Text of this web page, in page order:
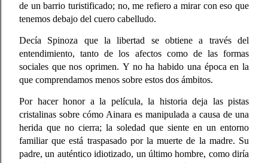
de un barrio turistificado; no, me refiero a mirar con eso que
tenemos debajo del cuero cabelludo.
Decía Spinoza que la libertad se obtiene a través del
entendimiento, tanto de los afectos como de las formas
sociales que nos oprimen. Y no ha habido una época en la
que comprendamos menos sobre estos dos ámbitos.
Por hacer honor a la película, la historia deja las pistas
cristalinas sobre cómo Ainara es manipulada a causa de una
herida que no cierra; la soledad que siente en un entorno
familiar que está traspasado por la muerte de la madre. Su
padre, un auténtico idiotizado, un último hombre, como diría